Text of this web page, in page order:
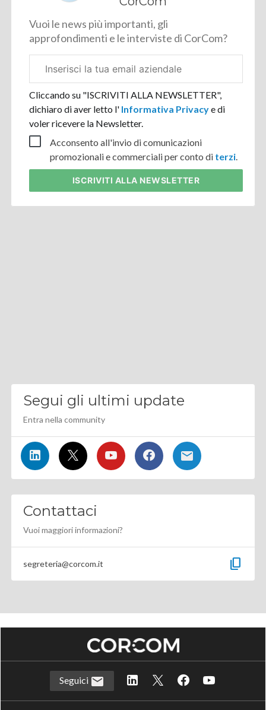
Vuoi le news più importanti, gli
approfondimenti e le interviste di CorCom?
aziendale
Cliccando su "ISCRIVITI ALLA NEWSLETTER",
dichiaro di aver letto l' Informativa Privacye di
voler ricevere la Newsletter.
Acconsento all'invio di comunicazioni
promozionali e commerciali per conto di terzi
ISCRIVITI ALLA NEWSLETTER
Segui gli ultimi update
Entra nella community
Contattaci
Vuoi maggiori informazioni?
segreteria@corcom.it content_copy
Seguici